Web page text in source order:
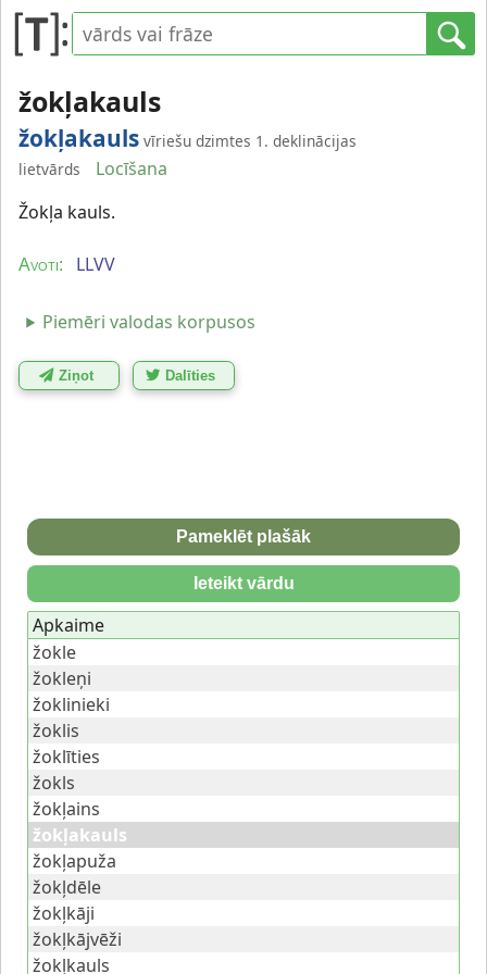
žokļakauls
žokļakauls vīriešu dzimtes 1. deklinācijas
lietvārds
Locīšana
Žokļa kauls.
Avoti: LLVV
Piemēri valodas korpusos
Ziņot Dalīties
Pameklēt plašāk
Ieteikt vārdu
Apkaime
žokle
žokleņi
žoklinieki
žoklis
žoklīties
žokls
žokļains
žokļakauls
žokļapuža
žokļdēle
žokļkāji
žokļkājvēži
žokļkauls